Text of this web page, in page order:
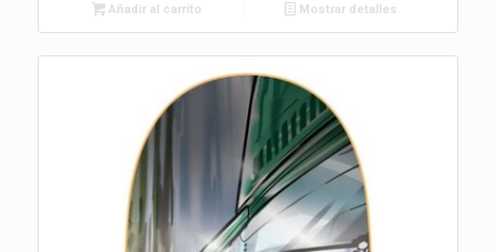
Añadir al carrito Mostrar detalles